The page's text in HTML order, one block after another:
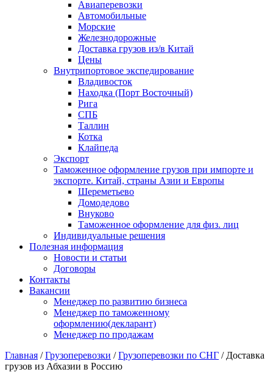
Авиаперевозки
Автомобильные
Морские
Железнодорожные
Доставка грузов из/в Китай
Цены
Внутрипортовое экспедирование
Владивосток
Находка (Порт Восточный)
Рига
СПБ
Таллин
Котка
Клайпеда
Экспорт
Таможенное оформление грузов при импорте и
экспорте. Китай, страны Азии и Европы
Шереметьево
Домодедово
Внуково
Таможенное оформление для физ. лиц
Индивидуальные решения
Полезная информация
Новости и статьи
Договоры
Контакты
Вакансии
Менеджер по развитию бизнеса
Менеджер по таможенному
оформлению(декларант)
Менеджер по продажам
Главная /Грузоперевозки /Грузоперевозки по СНГ / Доставка
грузов из Абхазии в Россию